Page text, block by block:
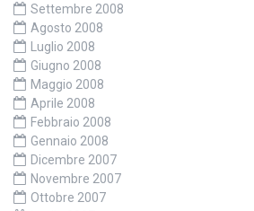
Settembre 2008
Agosto 2008
Luglio 2008
Giugno 2008
Maggio 2008
Aprile 2008
Febbraio 2008
Gennaio 2008
Dicembre 2007
Novembre 2007
Ottobre 2007